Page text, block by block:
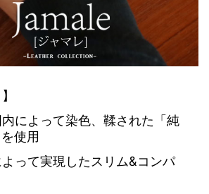
によって染色、鞣された「純
使用
って実現したスリム&コンパ